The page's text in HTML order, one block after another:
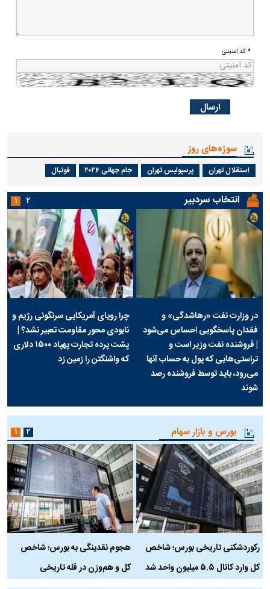
* کد امنیتی
سوژه‌های روز
استقلال تهران پرسپولیس تهران جام جهانی ۲۰۲۶ فوتبال
انتخاب سردبیر
در وزارت نفت «رهاشدگی» و
فقدان پاسخگویی احساس می‌شود
| فروشنده نفت وزیر است و
تراستی‌هایی که پول به حساب آنها
می‌رود، باید توسط فروشنده رصد
شوند
چرا رویای آمریکایی سرنگونی رژیم و
نابودی محور مقاومت تعبیر نشد؟ |
پشت پرده تجارت پهپاد‌ ۱۵۰۰ دلاری
که واشنگتن را زمین زد
۱ ۲
بورس و بازار سهام
رکوردشکنی تاریخی بورس؛ شاخص
کل وارد کانال ۵.۵ میلیون واحد شد
هجوم نقدینگی به بورس؛ شاخص
کل و هم‌وزن در قله تاریخی
۱ ۲